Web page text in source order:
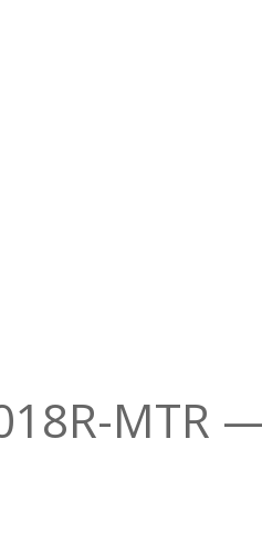
MTR